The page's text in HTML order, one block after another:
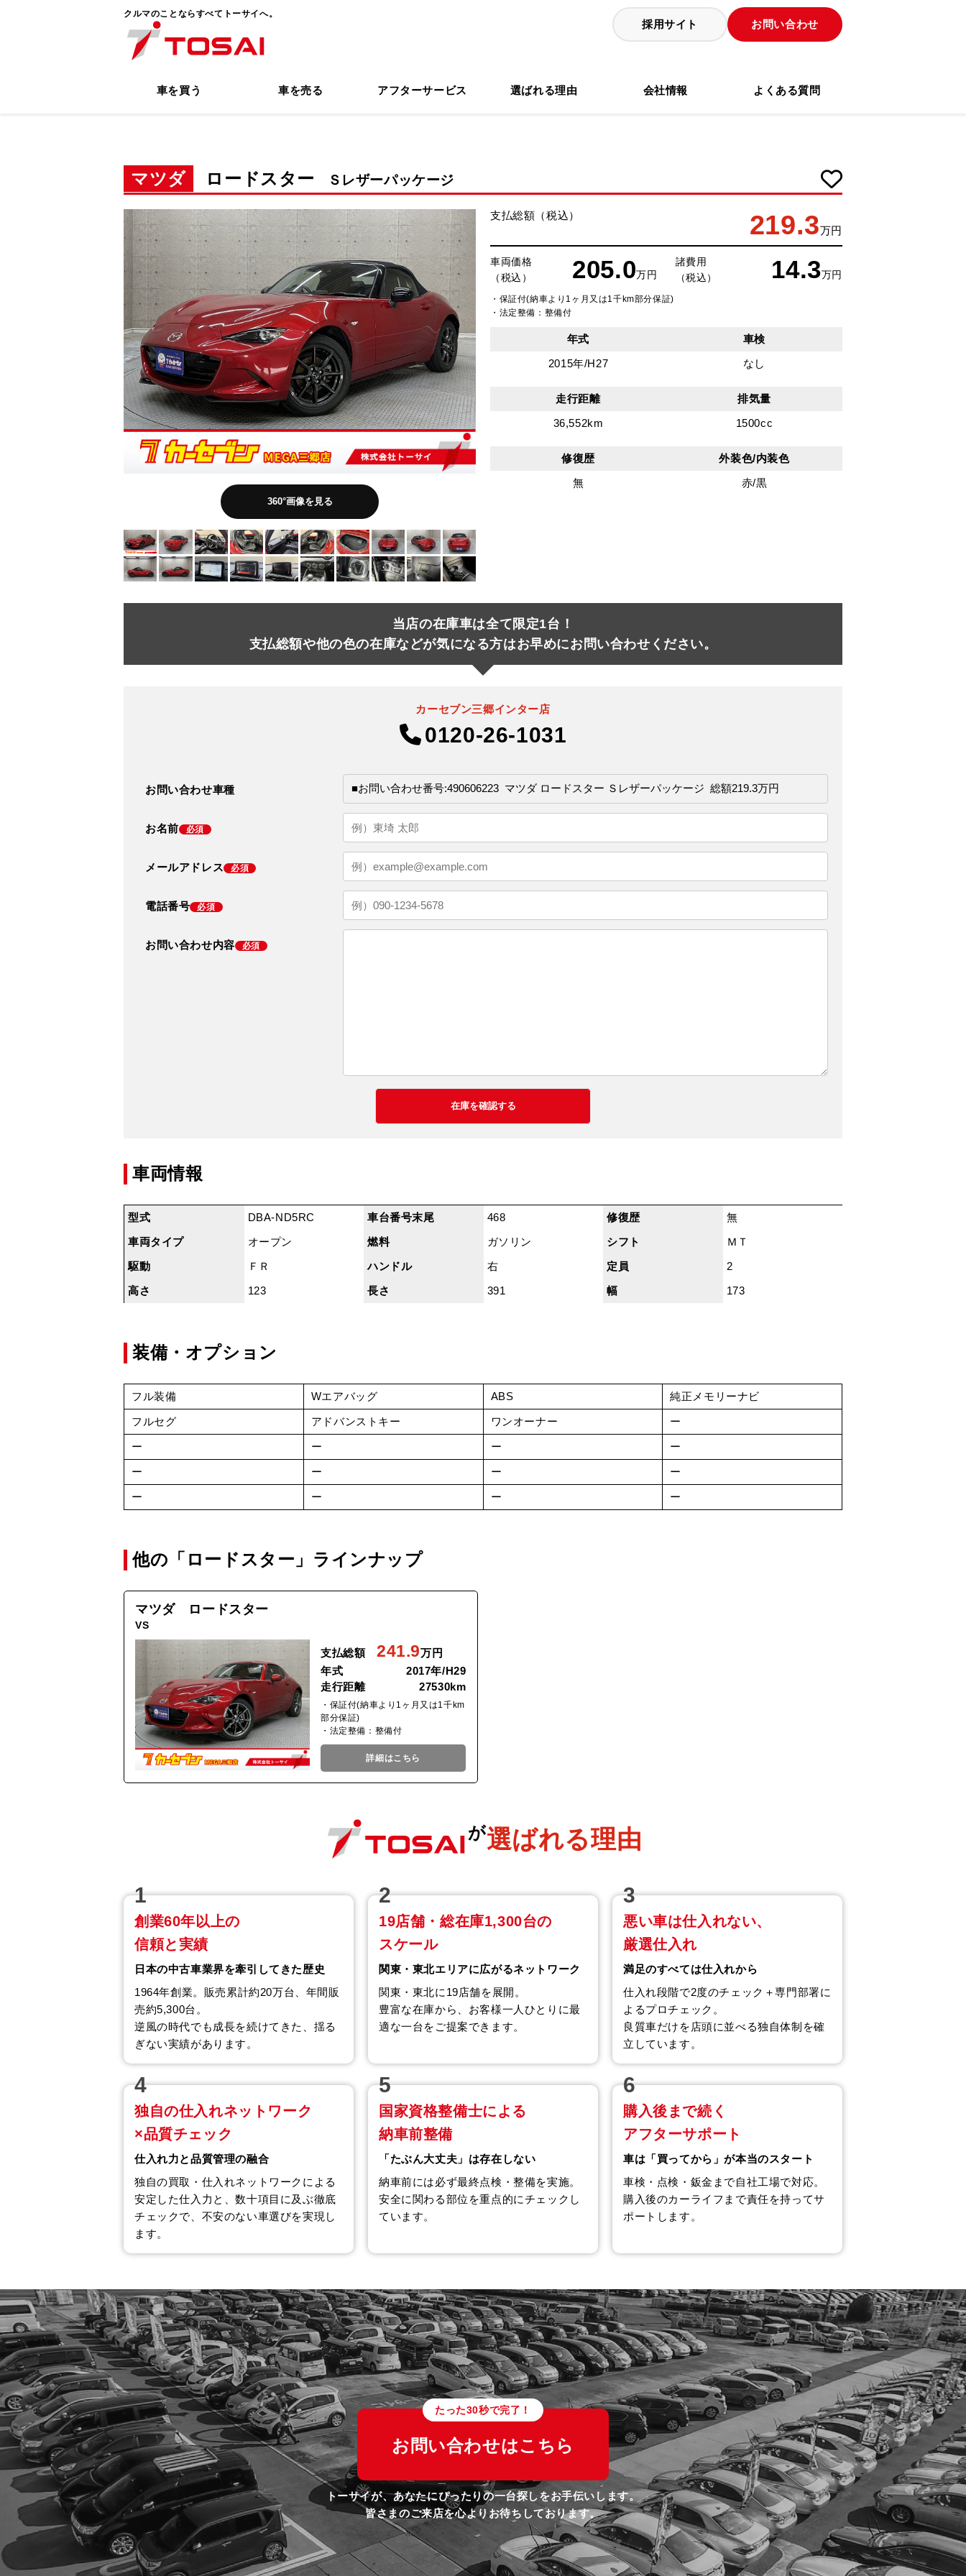
クルマのことならすべてトーサイへ。
採用サイト お問い合わせ
車を買う 車を売る アフターサービス 選ばれる理由 会社情報 よくある質問
マツダ ロードスター Ｓレザーパッケージ
360°画像を見る
支払総額（税込） 219.3万円
車両価格
（税込）
205.0万円
諸費用
（税込）
14.3万円
・保証付(納車より1ヶ月又は1千km部分保証)
・法定整備：整備付
年式
車検
2015年/H27
なし
走行距離
排気量
36,552km
1500cc
修復歴
外装色/内装色
無
赤/黒
当店の在庫車は全て限定1台！
支払総額や他の色の在庫などが気になる方はお早めにお問い合わせください。
カーセブン三郷インター店
0120-26-1031
お問い合わせ車種
お名前 必須
メールアドレス 必須
電話番号 必須
お問い合わせ内容 必須
車両情報
型式 DBA-ND5RC 車台番号末尾 468 修復歴
無
車両タイプ
オープン 燃料 ガソリン シフト
ＭＴ
駆動
ＦＲ ハンドル 右 定員
2
高さ
123 長さ 391 幅 173
装備・オプション
フル装備 Wエアバッグ ABS 純正メモリーナビ
フルセグ アドバンストキー ワンオーナー ー
ー ー ー ー
ー ー ー ー
ー ー ー ー
他の「ロードスター」ラインナップ
マツダ ロードスター
VS
支払総額 241.9万円
年式
2017年/H29
走行距離
27530km
・保証付(納車より1ヶ月又は1千km
部分保証)
・法定整備：整備付
詳細はこちら
が選ばれる理由
1
創業60年以上の
信頼と実績
日本の中古車業界を牽引してきた歴史
1964年創業。販売累計約20万台、年間販
売約5,300台。
逆風の時代でも成長を続けてきた、揺る
ぎない実績があります。
2
19店舗・総在庫1,300台の
スケール
関東・東北エリアに広がるネットワーク
関東・東北に19店舗を展開。
豊富な在庫から、お客様一人ひとりに最
適な一台をご提案できます。
3
悪い車は仕入れない、
厳選仕入れ
満足のすべては仕入れから
仕入れ段階で2度のチェック＋専門部署に
よるプロチェック。
良質車だけを店頭に並べる独自体制を確
立しています。
4
独自の仕入れネットワーク
×品質チェック
仕入れ力と品質管理の融合
独自の買取・仕入れネットワークによる
安定した仕入力と、数十項目に及ぶ徹底
チェックで、不安のない車選びを実現し
ます。
5
国家資格整備士による
納車前整備
「たぶん大丈夫」は存在しない
納車前には必ず最終点検・整備を実施。
安全に関わる部位を重点的にチェックし
ています。
6
購入後まで続く
アフターサポート
車は「買ってから」が本当のスタート
車検・点検・鈑金まで自社工場で対応。
購入後のカーライフまで責任を持ってサ
ポートします。
たった30秒で完了！
お問い合わせはこちら
トーサイが、あなたにぴったりの一台探しをお手伝いします。
皆さまのご来店を心よりお待ちしております。